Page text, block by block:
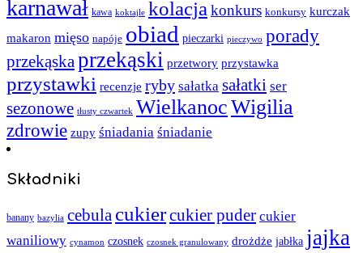
karnawał kawa koktajle kolacjakonkurs konkursy kurczak
makaron mięso napóje obiad pieczarki pieczywo porady
przekąskaprzekąski przetwory przystawka
przystawki recenzje ryby sałatka sałatki ser
sezonowe tłusty czwartek WielkanocWigilia
zdrowie zupy śniadania śniadanie
Składniki
banany bazylia cebula cukiercukier puder cukier
waniliowy cynamon czosnek czosnek granulowany drożdże jabłka jajka